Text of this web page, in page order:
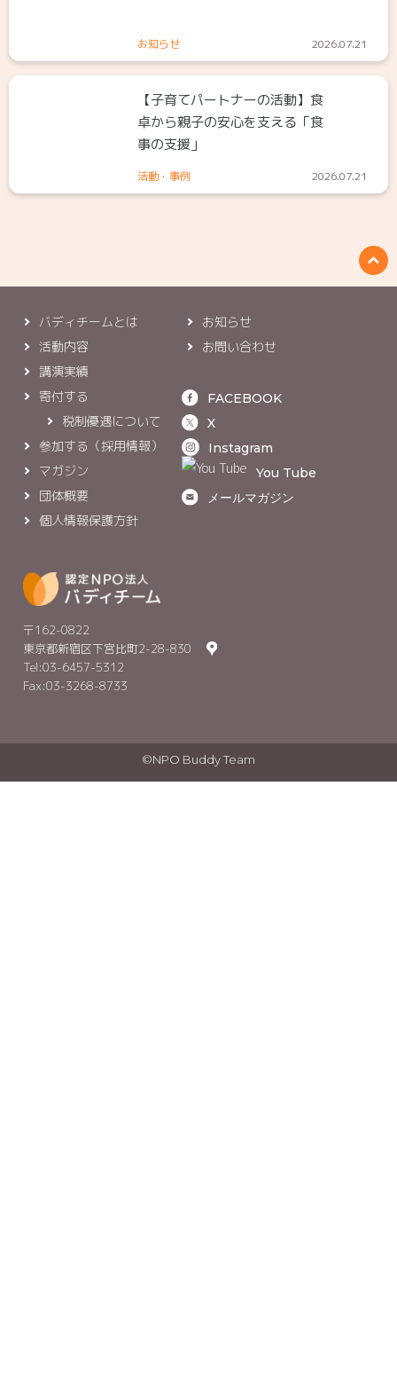
お知らせ 2026.07.21
【子育てパートナーの活動】食
卓から親子の安心を支える「食
事の支援」
活動・事例 2026.07.21
バディチームとは
活動内容
講演実績
寄付する
税制優遇について
参加する（採用情報）
マガジン
団体概要
個人情報保護方針
お知らせ
お問い合わせ
FACEBOOK
X
Instagram
You Tube
メールマガジン
〒162-0822
東京都新宿区下宮比町2-28-830
Tel:03-6457-5312
Fax:03-3268-8733
©NPO Buddy Team